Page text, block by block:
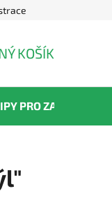
KOŠÍK
PRO ZAHRADNÍKY